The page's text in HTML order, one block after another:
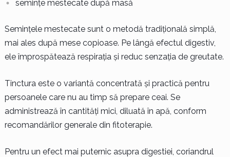
semințe mestecate după masă
Semințele mestecate sunt o metodă tradițională simplă,
mai ales după mese copioase. Pe lângă efectul digestiv,
ele împrospătează respirația și reduc senzația de greutate.
Tinctura este o variantă concentrată și practică pentru
persoanele care nu au timp să prepare ceai. Se
administrează în cantități mici, diluată în apă, conform
recomandărilor generale din fitoterapie.
Pentru un efect mai puternic asupra digestiei, coriandrul